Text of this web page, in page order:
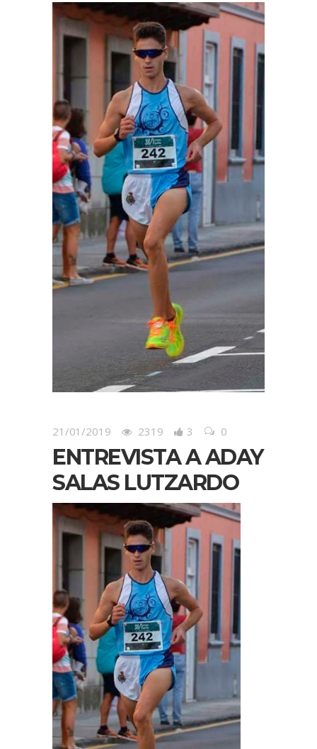
21/01/2019 2319 3 0
ENTREVISTA A ADAY
SALAS LUTZARDO